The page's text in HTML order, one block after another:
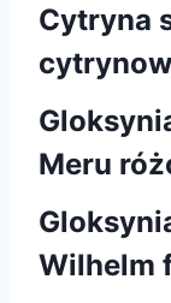
Cytryna
Meru
Wilhelm